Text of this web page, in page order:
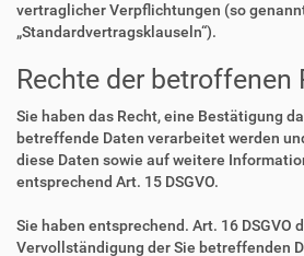
vertraglicher Verpflichtungen (so
„Standardvertragsklauseln“).
Rechte der betroffenen
Sie haben das Recht, eine Bestätigung
betreffende Daten verarbeitet werden
diese Daten sowie auf weitere
entsprechend Art. 15 DSGVO.
Sie haben entsprechend. Art. 16 DSGVO
Vervollständigung der Sie betreffenden